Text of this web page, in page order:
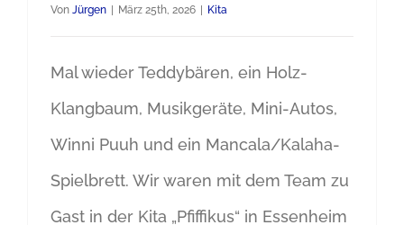
Von Jürgen März 25th, 2026 Kita
Mal wieder Teddybären, ein Holz-
Klangbaum, Musikgeräte, Mini-Autos,
Winni Puuh und ein Mancala/Kalaha-
Spielbrett. Wir waren mit dem Team zu
Gast in der Kita „Pfiffikus“ in Essenheim